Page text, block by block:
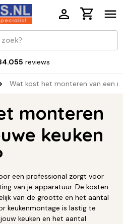
reviews
Wat kost het monteren van een
monteren
keuken
een professional zorgt voor
van je apparatuur. De kosten
van de grootte en het aantal
keukenmontage is lastig te
keuken en het aantal